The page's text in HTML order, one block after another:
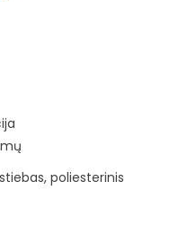
poliesterinis